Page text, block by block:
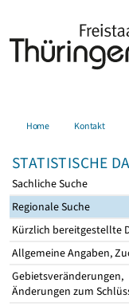
Home Kontakt
STATISTISCHE
Sachliche Suche
Regionale Suche
Kürzlich bereitgestellte
Allgemeine Angaben,
Gebietsveränderungen,
Änderungen zum